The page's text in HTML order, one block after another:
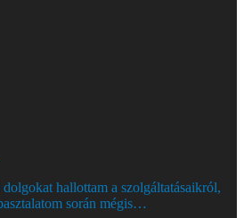
hallottam a szolgáltatásaikról,
során mégis…